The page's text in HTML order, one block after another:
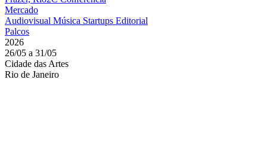
Mercado
Audiovisual Música Startups Editorial
Palcos
2026
26/05 a 31/05
Cidade das Artes
Rio de Janeiro